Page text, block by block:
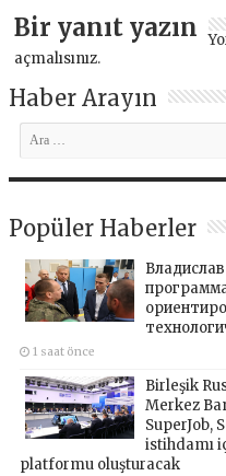
Bir yanıt yazın
açmalısınız.
Haber Arayın
Popüler Haberler
1 saat önce
Birleşik
Merkez
SuperJob,
istihdamı
platformu oluşturacak